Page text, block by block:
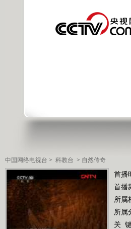
中国网络电视台 > 科教台 > 自然传奇
首播
首播
所属
所属
关